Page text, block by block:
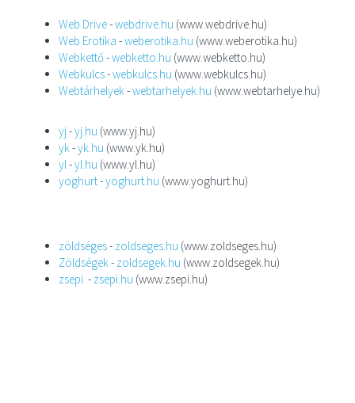
Web Drive-webdrive.hu (www.webdrive.hu)
Web Erotika -weberotika.hu (www.weberotika.hu)
Webkettő-webketto.hu (www.webketto.hu)
Webkulcs-webkulcs.hu (www.webkulcs.hu)
Webtárhelyek-webtarhelyek.hu (www.webtarhelye.hu)
yj-yj.hu (www.yj.hu)
yk-yk.hu (www.yk.hu)
yl-yl.hu (www.yl.hu)
yoghurt-yoghurt.hu (www.yoghurt.hu)
zöldséges- zoldseges.hu (www.zoldseges.hu)
Zöldségek- zoldsegek.hu (www.zoldsegek.hu)
zsepi - zsepi.hu (www.zsepi.hu)